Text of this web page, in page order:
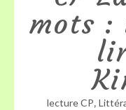
mots :
lecture CP,